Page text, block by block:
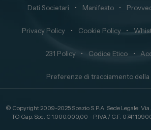
Dati Societari • Manifesto •
Privacy Policy • Cookie Policy •
231 Policy • Codice Etico •
Preferenze di tracciamento della
© Copyright 2009-2025 Spazio S.P.A. Sede Legale: Via
TO Cap. Soc. € 1.000.000,00 - P.IVA / C.F.